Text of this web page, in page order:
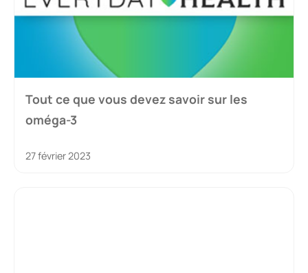
Tout ce que vous devez savoir sur les
oméga-3
27 février 2023